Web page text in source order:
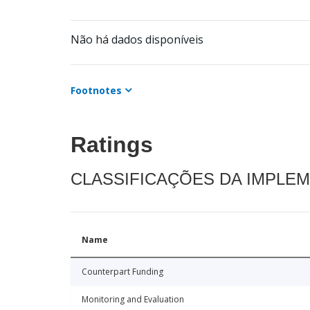
Não há dados disponíveis
Footnotes
Ratings
CLASSIFICAÇÕES DA
Name
Counterpart Funding
Monitoring and Evaluation